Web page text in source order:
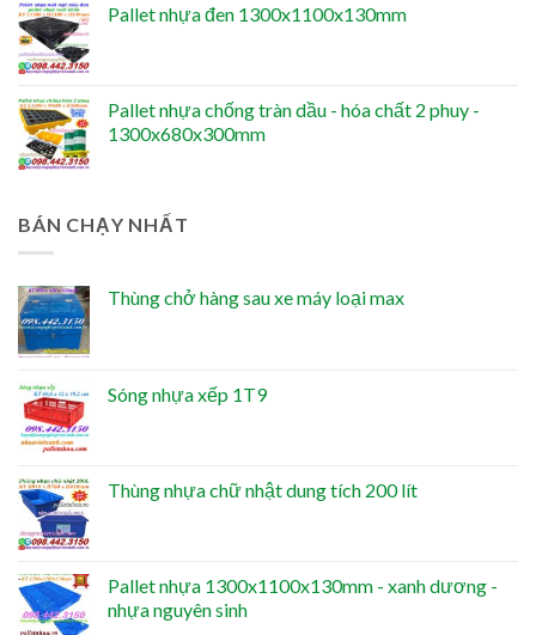
Pallet nhựa đen 1300x1100x130mm
Pallet nhựa chống tràn dầu - hóa chất 2 phuy -
1300x680x300mm
BÁN CHẠY NHẤT
Thùng chở hàng sau xe máy loại max
Sóng nhựa xếp 1T9
Thùng nhựa chữ nhật dung tích 200 lít
Pallet nhựa 1300x1100x130mm - xanh dương -
nhựa nguyên sinh